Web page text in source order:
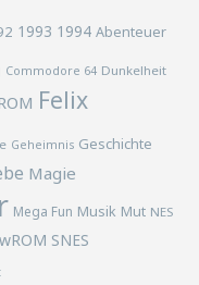
1993 1994 Abenteuer
Commodore 64 Dunkelheit
Felix
Geheimnis Geschichte
Magie
Mega Fun Musik Mut NES
SNES